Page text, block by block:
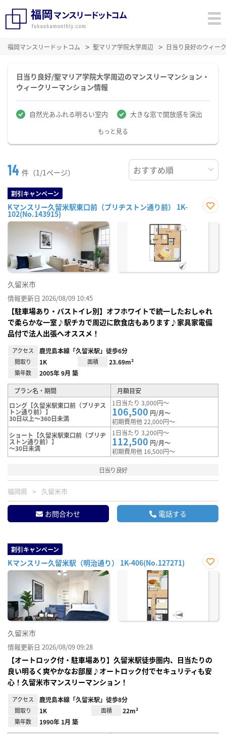
福岡マンスリードットコム 聖マリア学院大学周辺 日当り良好のウィー
日当り良好/聖マリア学院大学周辺のマンスリーマンション・
ウィークリーマンション情報
自然光あふれる明るい室内 大きな窓で開放感を演出
もっと見る
14 件（1/1ページ）
割引キャンペーン
Kマンスリー久留米駅東口前（ブリヂストン通り前） 1K-
102(No.143915)
に入
久留米市
情報更新日 2026/08/09 10:45
【駐車場あり・バストイレ別】オフホワイトで統一したおしゃれ
で柔らかな一室♪駅チカで周辺に飲食店もあります♪家具家電備
品付で法人出張へオススメ！
アクセス 鹿児島本線「久留米駅」徒歩6分
間取り 1K 面積 23.69m²
築年数 2005年 9月 築
プラン名・期間
月額目安
ロング【久留米駅東口前（ブリヂス
トン通り前）】
30日以上～360日未満
1日当たり 3,000円～
106,500 円/月～
初期費用他 22,000円～
ショート【久留米駅東口前（ブリヂ
ストン通り前）】
～30日未満
1日当たり 3,200円～
112,500 円/月～
初期費用他 16,500円～
日当り良好
福岡県 久留米市
お問合わせ 電話する
割引キャンペーン
Kマンスリー久留米駅（明治通り） 1K-406(No.127271)
お気
久留米市
情報更新日 2026/08/09 09:28
【オートロック付・駐車場あり】久留米駅徒歩圏内、日当たりの
良い明るく爽やかなお部屋♪オートロック付でセキュリティも安
心！久留米市マンスリーマンション！
アクセス 鹿児島本線「久留米駅」徒歩8分
間取り 1K 面積 22m²
築年数 1990年 1月 築